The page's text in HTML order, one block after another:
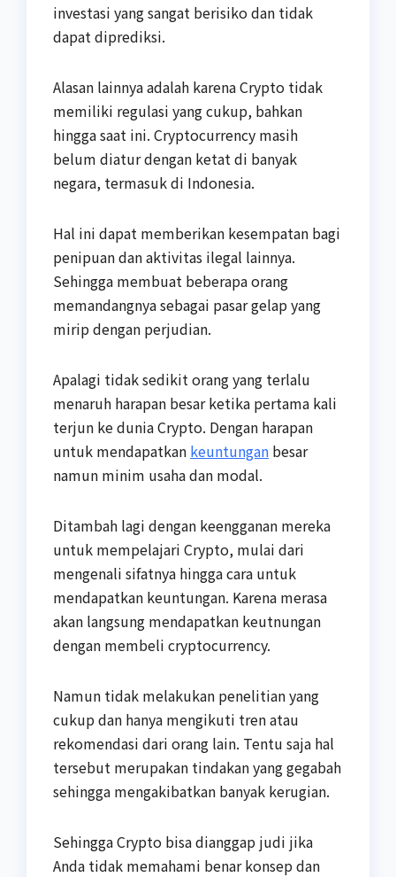
investasi yang sangat berisiko dan tidak
dapat diprediksi.
Alasan lainnya adalah karena Crypto tidak
memiliki regulasi yang cukup, bahkan
hingga saat ini. Cryptocurrency masih
belum diatur dengan ketat di banyak
negara, termasuk di Indonesia.
Hal ini dapat memberikan kesempatan bagi
penipuan dan aktivitas ilegal lainnya.
Sehingga membuat beberapa orang
memandangnya sebagai pasar gelap yang
mirip dengan perjudian.
Apalagi tidak sedikit orang yang terlalu
menaruh harapan besar ketika pertama kali
terjun ke dunia Crypto. Dengan harapan
untuk mendapatkan keuntungan besar
namun minim usaha dan modal.
Ditambah lagi dengan keengganan mereka
untuk mempelajari Crypto, mulai dari
mengenali sifatnya hingga cara untuk
mendapatkan keuntungan. Karena merasa
akan langsung mendapatkan keutnungan
dengan membeli cryptocurrency.
Namun tidak melakukan penelitian yang
cukup dan hanya mengikuti tren atau
rekomendasi dari orang lain. Tentu saja hal
tersebut merupakan tindakan yang gegabah
sehingga mengakibatkan banyak kerugian.
Sehingga Crypto bisa dianggap judi jika
Anda tidak memahami benar konsep dan